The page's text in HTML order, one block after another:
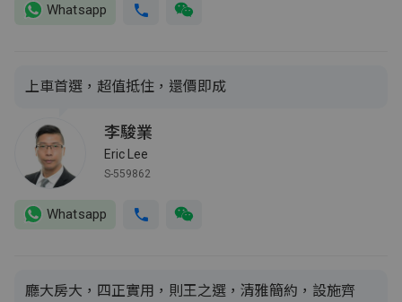
Whatsapp
上車首選，超值抵住，還價即成
李駿業
Eric Lee
S-559862
Whatsapp
廳大房大，四正實用，則王之選，清雅簡約，設施齊